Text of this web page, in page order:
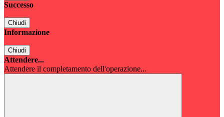
Successo
Chiudi
Informazione
Chiudi
Attendere...
Attendere il completamento dell'operazione...